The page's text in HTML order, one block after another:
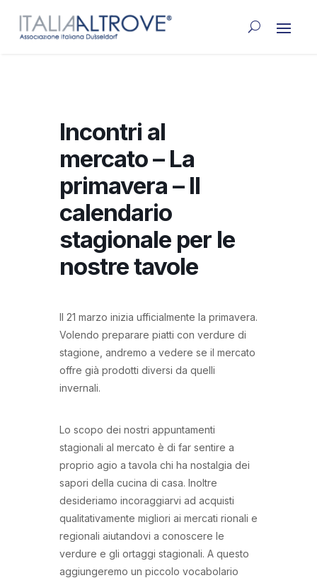
Incontri al
mercato – La
primavera – Il
calendario
stagionale per le
nostre tavole
Il 21 marzo inizia ufficialmente la primavera.
Volendo preparare piatti con verdure di
stagione, andremo a vedere se il mercato
offre già prodotti diversi da quelli
invernali.
Lo scopo dei nostri appuntamenti
stagionali al mercato è di far sentire a
proprio agio a tavola chi ha nostalgia dei
sapori della cucina di casa. Inoltre
desideriamo incoraggiarvi ad acquisti
qualitativamente migliori ai mercati rionali e
regionali aiutandovi a conoscere le
verdure e gli ortaggi stagionali. A questo
aggiungeremo un piccolo vocabolario